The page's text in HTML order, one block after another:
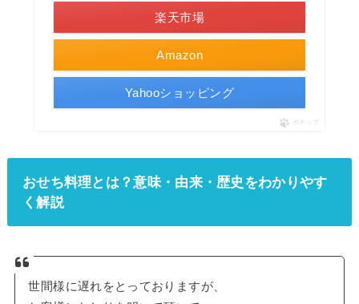
Amazon
楽天市場
Yahooショッピング
ポチップ
おせち料理とは？意味・由来・歴史をわかりやす
く解説
世間様に遅れをとっておりますが、